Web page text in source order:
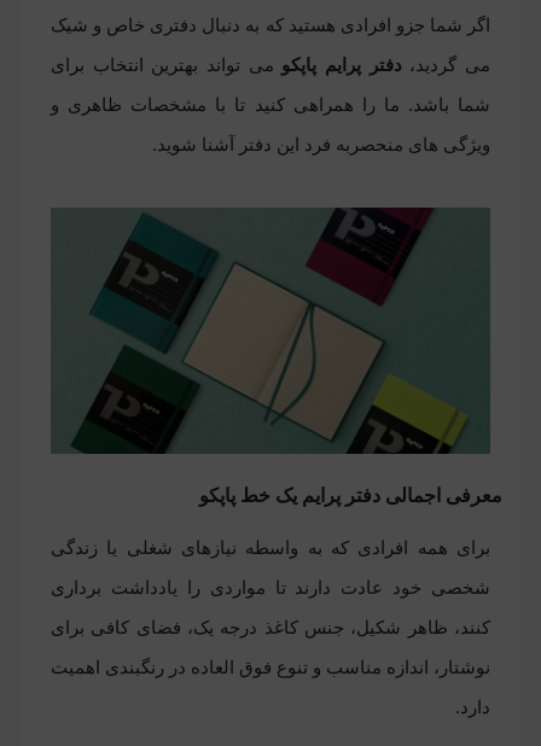
اگر شما جزو افرادی هستید که به دنبال دفتری خاص و شیک
می گردید،دفتر پرایم پاپکو می ‏تواند بهترین انتخاب برای
شما باشد. ما را همراهی کنید تا با مشخصات ظاهری و
ویژگی های منحصر‏به ‏فرد این دفتر آشنا شوید.
معرفی اجمالی دفتر پرایم یک خط پاپکو
برای همه افرادی که به واسطه نیازهای شغلی یا زندگی
شخصی خود عادت دارند تا مواردی را یادداشت ‏برداری
کنند، ظاهر شکیل، جنس کاغذ درجه یک، فضای کافی برای
نوشتار، اندازه مناسب و تنوع فوق ‏العاده در رنگ‏بندی اهمیت
دارد .